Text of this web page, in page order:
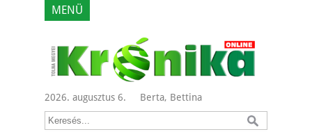
MENÜ
2026. augusztus 6. Berta, Bettina
Kinek jó a plázastop